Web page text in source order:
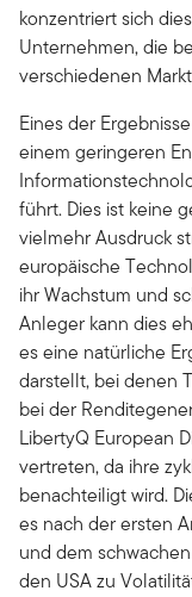
konzentriert sich
Unternehmen, die
verschiedenen
Eines der
einem geringeren
führt. Dies ist keine
vielmehr Ausdruck
europäische
ihr Wachstum und
Anleger kann dies
es eine natürliche
darstellt, bei denen
bei der
LibertyQ European
vertreten, da ihre
benachteiligt wird.
es nach der ersten
und dem
den USA zu